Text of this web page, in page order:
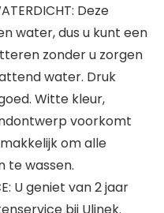
Deze
water, dus u kunt een
zonder u zorgen
water. Druk
Witte kleur,
voorkomt
om alle
te wassen.
U geniet van 2 jaar